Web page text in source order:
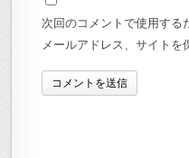
次回のコメントで使用する
メールアドレス、サイトを